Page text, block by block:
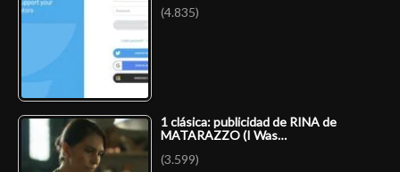
(4.835)
1 clásica: publicidad de RINA de
MATARAZZO (I Was…
(3.599)